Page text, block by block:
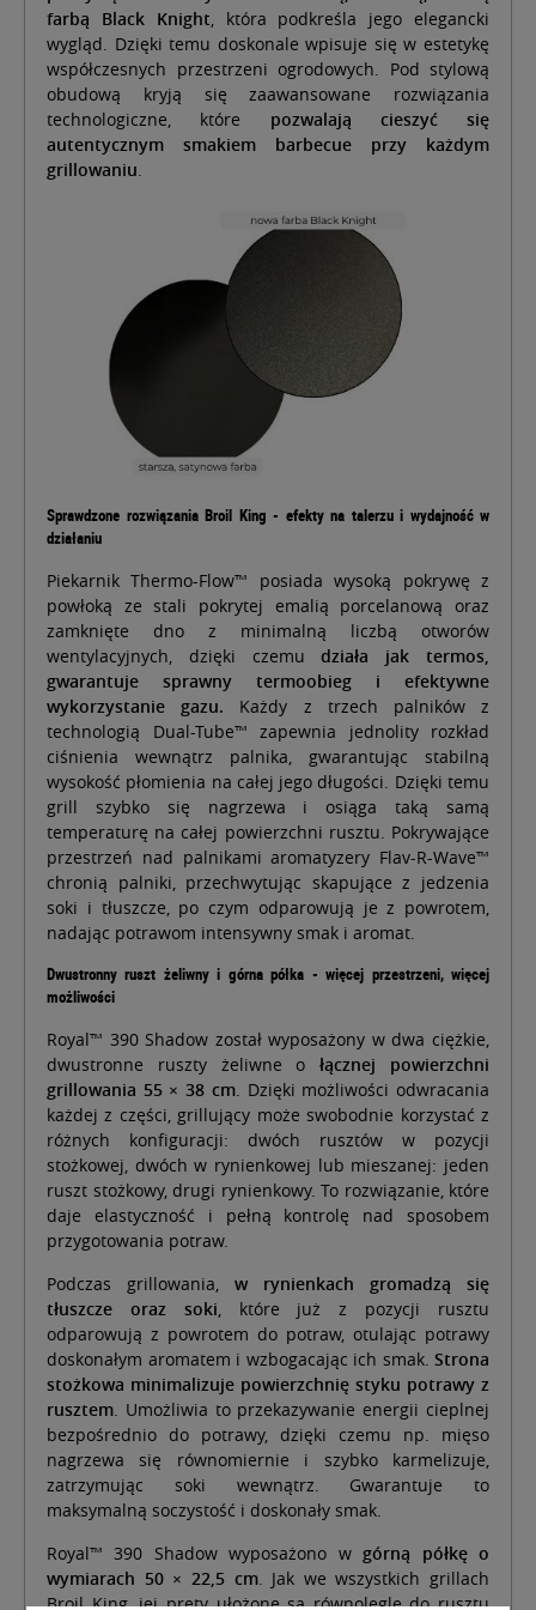
farbą Black Knight , która podkreśla jego elegancki
wygląd. Dzięki temu doskonale wpisuje się w estetykę
współczesnych przestrzeni ogrodowych. Pod stylową
obudową kryją się zaawansowane rozwiązania
technologiczne, które pozwalają cieszyć się
autentycznym smakiem barbecue przy każdym
grillowaniu
Sprawdzone rozwiązania Broil King - efekty na talerzu i wydajność w
działaniu
Piekarnik Thermo-Flow™ posiada wysoką pokrywę z
powłoką ze stali pokrytej emalią porcelanową oraz
zamknięte dno z minimalną liczbą otworów
wentylacyjnych, dzięki czemudziała jak termos,
gwarantuje sprawny termoobieg i efektywne
wykorzystanie gazu. Każdy z trzech palników z
technologią Dual-Tube™ zapewnia jednolity rozkład
ciśnienia wewnątrz palnika, gwarantując stabilną
wysokość płomienia na całej jego długości. Dzięki temu
grill szybko się nagrzewa i osiąga taką samą
temperaturę na całej powierzchni rusztu. Pokrywające
przestrzeń nad palnikami aromatyzery Flav-R-Wave™
chronią palniki, przechwytując skapujące z jedzenia
soki i tłuszcze, po czym odparowują je z powrotem,
nadając potrawom intensywny smak i aromat.
Dwustronny ruszt żeliwny i górna półka - więcej przestrzeni, więcej
możliwości
Royal™ 390 Shadow został wyposażony w dwa ciężkie,
dwustronne ruszty żeliwne ołącznej powierzchni
grillowania 55 × 38 cm. Dzięki możliwości odwracania
każdej z części, grillujący może swobodnie korzystać z
różnych konfiguracji: dwóch rusztów w pozycji
stożkowej, dwóch w rynienkowej lub mieszanej: jeden
ruszt stożkowy, drugi rynienkowy. To rozwiązanie, które
daje elastyczność i pełną kontrolę nad sposobem
przygotowania potraw.
Podczas grillowania,
w rynienkach gromadzą się
tłuszcze oraz soki , które już z pozycji rusztu
odparowują z powrotem do potraw, otulając potrawy
doskonałym aromatem i wzbogacając ich smak. Strona
stożkowa minimalizuje powierzchnię styku potrawy z
rusztem . Umożliwia to przekazywanie energii cieplnej
bezpośrednio do potrawy, dzięki czemu np. mięso
nagrzewa się równomiernie i szybko karmelizuje,
zatrzymując soki wewnątrz. Gwarantuje to
maksymalną soczystość i doskonały smak.
Royal™ 390 Shadow wyposażono wgórną półkę o
wymiarach 50 × 22,5 cm. Jak we wszystkich grillach
Broil King, jej pręty ułożone są równolegle do rusztu